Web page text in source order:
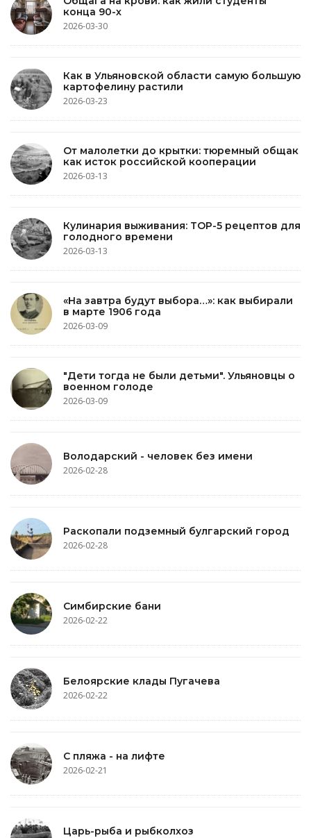
конца 90-х
2026-03-30
Как в Ульяновской области самую большую
картофелину растили
2026-03-23
От малолетки до крытки: тюремный общак
как исток российской кооперации
2026-03-13
Кулинария выживания: TOP-5 рецептов для
голодного времени
2026-03-13
«На завтра будут выбора…»: как выбирали
в марте 1906 года
2026-03-09
"Дети тогда не были детьми". Ульяновцы о
военном голоде
2026-03-09
Володарский - человек без имени
2026-02-28
Раскопали подземный булгарский город
2026-02-28
Симбирские бани
2026-02-22
Белоярские клады Пугачева
2026-02-22
С пляжа - на лифте
2026-02-21
Царь-рыба и рыбколхоз